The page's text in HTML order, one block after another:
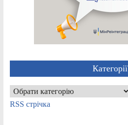
Категорії
Категорії
RSS стрічка